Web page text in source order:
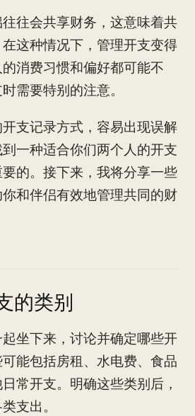
往会共享财务，这意味着共
这种情况下，管理开支变得
消费习惯和偏好都可能不
需要特别的注意。
支记录方式，容易出现误解
一种适合你们两个人的开支
的。接下来，我将分享一些
和伴侣有效地管理共同的财
的类别
坐下来，讨论并确定哪些开
能包括房租、水电费、食品
常开支。明确这些类别后，
支出。